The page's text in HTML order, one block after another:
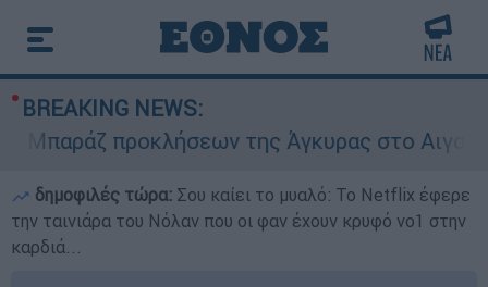
BREAKING NEWS:
προκλήσεων της Άγκυρας στο Αιγαίο:
δημοφιλές τώρα: Σου καίει το μυαλό: Το Netflix έφερε
την ταινιάρα του Νόλαν που οι φαν έχουν κρυφό νο1 στην
καρδιά...